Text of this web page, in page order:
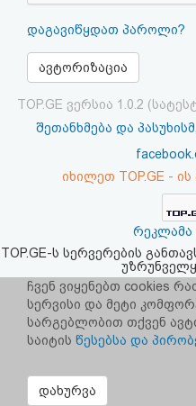
HTML
კოდი
შეთანხმება
პასუხისმგებლობის
უარყოფა
დაგავიწყდათ პაროლი?
ავტორიზაცია
TOP.GE ვერსია 1.0.2
შეთანხმება და
იხილეთ TOP.GE -
რეკლამა
TOP.GE-ს სერვერების
ჩვენ ვიყენებთ cookies
სერვისი და მეტი
სარგებლობით თქვენ
საიტის წესებსა და
დახურვა